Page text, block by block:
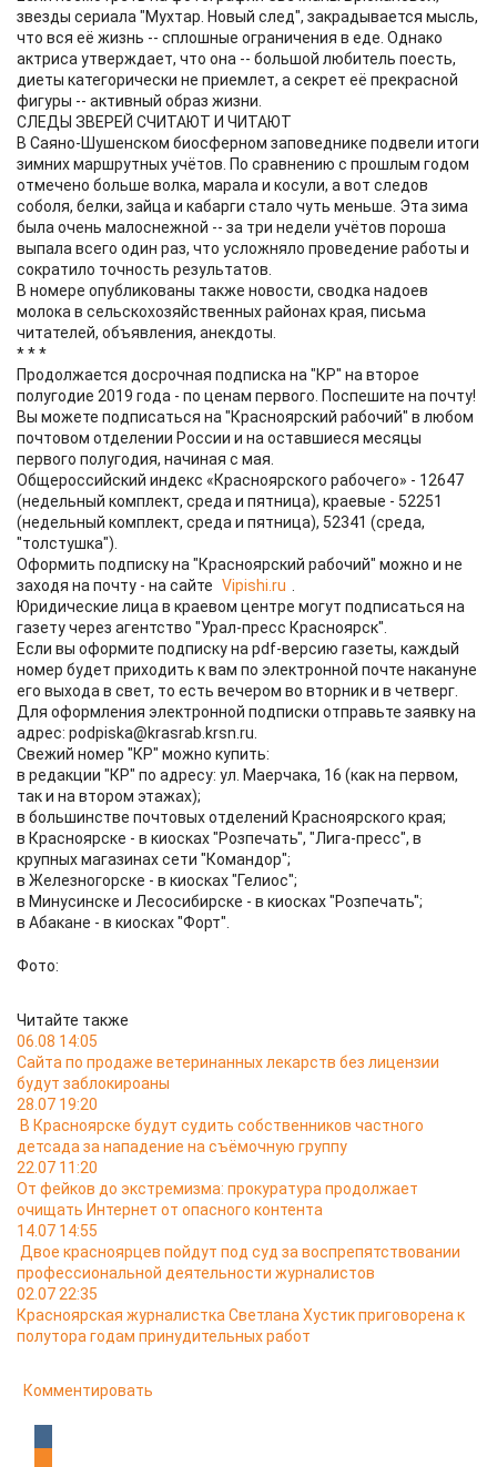
звезды сериала "Мухтар. Новый след", закрадывается мысль,
что вся её жизнь -- сплошные ограничения в еде. Однако
актриса утверждает, что она -- большой любитель поесть,
диеты категорически не приемлет, а секрет её прекрасной
фигуры -- активный образ жизни.
СЛЕДЫ ЗВЕРЕЙ СЧИТАЮТ И ЧИТАЮТ
В Саяно-Шушенском биосферном заповеднике подвели итоги
зимних маршрутных учётов. По сравнению с прошлым годом
отмечено больше волка, марала и косули, а вот следов
соболя, белки, зайца и кабарги стало чуть меньше. Эта зима
была очень малоснежной -- за три недели учётов пороша
выпала всего один раз, что усложняло проведение работы и
сократило точность результатов.
В номере опубликованы также новости, сводка надоев
молока в сельскохозяйственных районах края, письма
читателей, объявления, анекдоты.
* * *
Продолжается досрочная подписка на "КР" на второе
полугодие 2019 года - по ценам первого. Поспешите на почту!
Вы можете подписаться на "Красноярский рабочий" в любом
почтовом отделении России и на оставшиеся месяцы
первого полугодия, начиная с мая.
Общероссийский индекс «Красноярского рабочего» - 12647
(недельный комплект, среда и пятница), краевые - 52251
(недельный комплект, среда и пятница), 52341 (среда,
"толстушка").
Оформить подписку на "Красноярский рабочий" можно и не
заходя на почту - на сайте Vipishi.ru
Юридические лица в краевом центре могут подписаться на
газету через агентство "Урал-пресс Красноярск".
Если вы оформите подписку на pdf-версию газеты, каждый
номер будет приходить к вам по электронной почте накануне
его выхода в свет, то есть вечером во вторник и в четверг.
Для оформления электронной подписки отправьте заявку на
адрес: podpiska@krasrab.krsn.ru.
Свежий номер "КР" можно купить:
в редакции "КР" по адресу: ул. Маерчака, 16 (как на первом,
так и на втором этажах);
в большинстве почтовых отделений Красноярского края;
в Красноярске - в киосках "Розпечать", "Лига-пресс", в
крупных магазинах сети "Командор";
в Железногорске - в киосках "Гелиос";
в Минусинске и Лесосибирске - в киосках "Розпечать";
в Абакане - в киосках "Форт".
Фото:
Читайте также
06.08 14:05
Сайта по продаже ветеринанных лекарств без лицензии
будут заблокироаны
28.07 19:20
В Красноярске будут судить собственников частного
детсада за нападение на съёмочную группу
22.07 11:20
От фейков до экстремизма: прокуратура продолжает
очищать Интернет от опасного контента
14.07 14:55
Двое красноярцев пойдут под суд за воспрепятствовании
профессиональной деятельности журналистов
02.07 22:35
Красноярская журналистка Светлана Хустик приговорена к
полутора годам принудительных работ
Комментировать